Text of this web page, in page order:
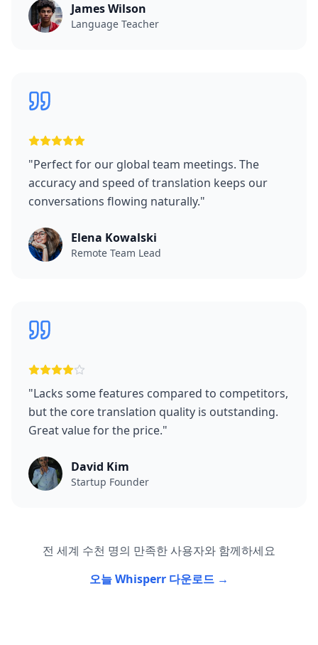
James Wilson
Language Teacher
"Perfect for our global team meetings. The
accuracy and speed of translation keeps our
conversations flowing naturally."
Elena Kowalski
Remote Team Lead
"Lacks some features compared to competitors,
but the core translation quality is outstanding.
Great value for the price."
David Kim
Startup Founder
전 세계 수천 명의 만족한 사용자와 함께하세요
오늘 Whisperr 다운로드 →